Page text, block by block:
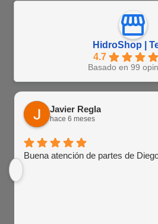
HidroShop |
4.7
Basado en 99
Javier Regla
hace 6 meses
Buena atención de partes de